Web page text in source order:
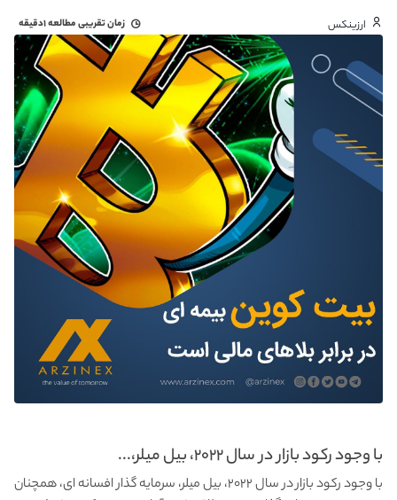
ارزینکس زمان تقریبی مطالعه۱دقیقه
با وجود رکود بازار در سال ۲۰۲۲، بیل میلر،...
با وجود رکود بازار در سال ۲۰۲۲، بیل میلر، سرمایه گذار افسانه ای، همچنان